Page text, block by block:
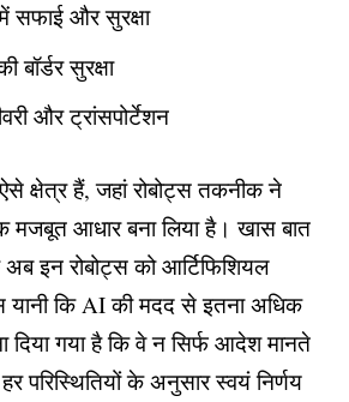
सफाई और सुरक्षा
बॉर्डर सुरक्षा
और ट्रांसपोर्टेशन
क्षेत्र हैं, जहां रोबोट्स तकनीक ने
मजबूत आधार बना लिया है। खास बात
इन रोबोट्स को आर्टिफिशियल
यानी कि AI की मदद से इतना अधिक
दिया गया है कि वे न सिर्फ आदेश मानते
परिस्थितियों के अनुसार स्वयं निर्णय